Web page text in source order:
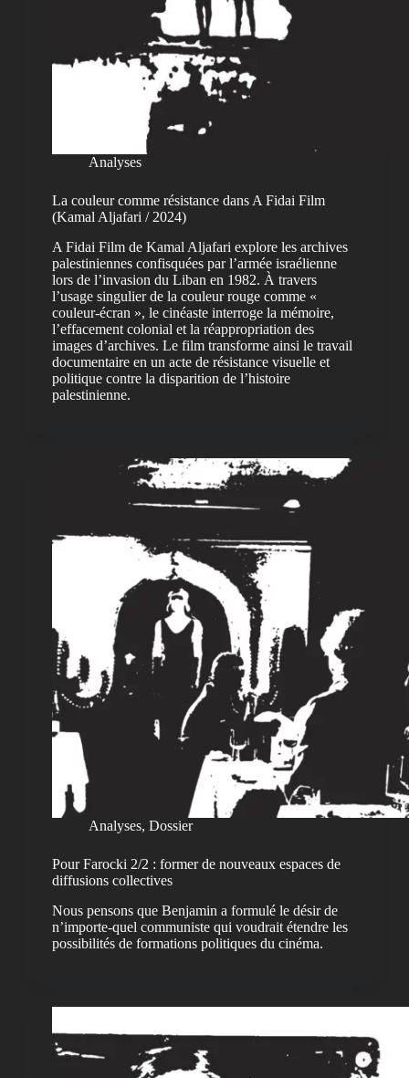
Analyses
La couleur comme résistance dans A Fidai Film
(Kamal Aljafari / 2024)
A Fidai Film de Kamal Aljafari explore les archives
palestiniennes confisquées par l’armée israélienne
lors de l’invasion du Liban en 1982. À travers
l’usage singulier de la couleur rouge comme «
couleur-écran », le cinéaste interroge la mémoire,
l’effacement colonial et la réappropriation des
images d’archives. Le film transforme ainsi le travail
documentaire en un acte de résistance visuelle et
politique contre la disparition de l’histoire
palestinienne.
Analyses, Dossier
Pour Farocki 2/2 : former de nouveaux espaces de
diffusions collectives
Nous pensons que Benjamin a formulé le désir de
n’importe-quel communiste qui voudrait étendre les
possibilités de formations politiques du cinéma.